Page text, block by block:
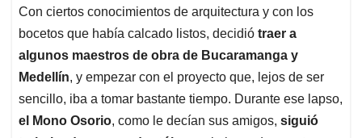
Con ciertos conocimientos de arquitectura y con los
bocetos que había calcado listos, decidió traer a
algunos maestros de obra de Bucaramanga y
Medellín, y empezar con el proyecto que, lejos de ser
sencillo, iba a tomar bastante tiempo. Durante ese lapso,
el Mono Osorio, como le decían sus amigos, siguió